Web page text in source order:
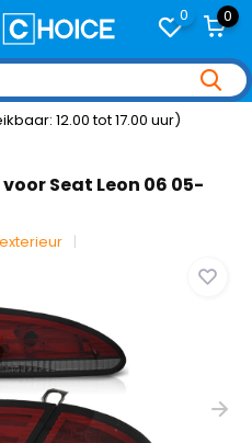
0 0
12.00 tot 17.00 uur)
Seat Leon 06 05-